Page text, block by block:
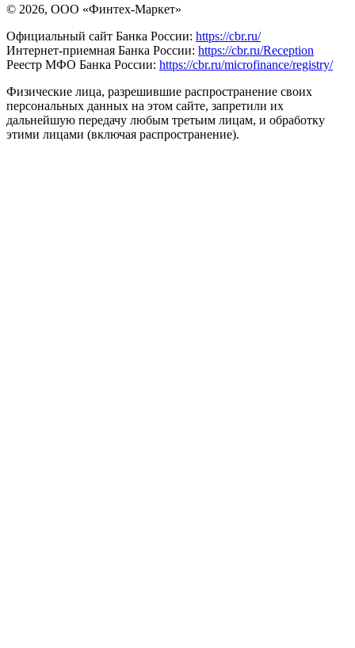
© 2026, ООО «Финтех-Маркет»
Официальный сайт Банка России: https://cbr.ru/
Интернет-приемная Банка России: https://cbr.ru/Reception
Реестр МФО Банка России: https://cbr.ru/microfinance/registry/
Физические лица, разрешившие распространение своих
персональных данных на этом сайте, запретили их
дальнейшую передачу любым третьим лицам, и обработку
этими лицами (включая распространение).